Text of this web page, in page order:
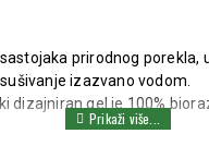
prirodnog
izazvano vodom.
dizajniran gel je 100%